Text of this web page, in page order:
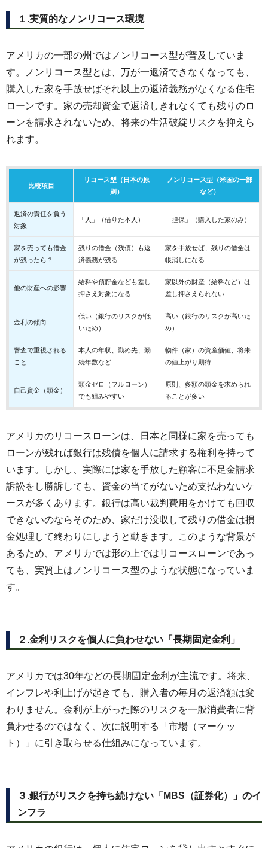
１.実質的なノンリコース環境
アメリカの一部の州ではノンリコース型が普及していま
す。ノンリコース型とは、万が一返済できなくなっても、
購入した家を手放せばそれ以上の返済義務がなくなる住宅
ローンです。家の売却資金で返済しきれなくても残りのロ
ーンを請求されないため、将来の生活破綻リスクを抑えら
れます。
比較項目
リコース型（日本の原
則）
ノンリコース型（米国の一部
など）
返済の責任を負う
対象
「人」（借りた本人） 「担保」（購入した家のみ）
家を売っても借金
が残ったら？
残りの借金（残債）も返
済義務が残る
家を手放せば、残りの借金は
帳消しになる
他の財産への影響
給料や預貯金なども差し
押さえ対象になる
家以外の財産（給料など）は
差し押さえられない
金利の傾向
低い（銀行のリスクが低
いため）
高い（銀行のリスクが高いた
め）
審査で重視される
こと
本人の年収、勤め先、勤
続年数など
物件（家）の資産価値、将来
の値上がり期待
自己資金（頭金）
頭金ゼロ（フルローン）
でも組みやすい
原則、多額の頭金を求められ
ることが多い
アメリカのリコースローンは、日本と同様に家を売っても
ローンが残れば銀行は残債を個人に請求する権利を持って
います。しかし、実際には家を手放した顧客に不足金請求
訴訟をし勝訴しても、資金の当てがないため支払わないケ
ースが多くあります。銀行は高い裁判費用をかけても回収
できないのならそのため、家だけ没収して残りの借金は損
金処理して終わりにしようと動きます。このような背景が
あるため、アメリカでは形の上ではリコースローンであっ
ても、実質上はノンリコース型のような状態になっていま
す。
２.金利リスクを個人に負わせない「長期固定金利」
アメリカでは30年などの長期固定金利が主流です。将来、
インフレや利上げが起きても、購入者の毎月の返済額は変
わりません。金利が上がった際のリスクを一般消費者に背
負わせるのではなく、次に説明する「市場（マーケッ
ト）」に引き取らせる仕組みになっています。
３.銀行がリスクを持ち続けない「MBS（証券化）」のイ
ンフラ